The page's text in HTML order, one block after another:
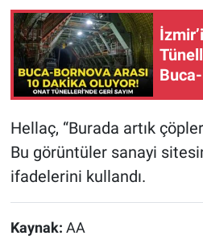
Hellaç, “Burada artık
Bu görüntüler sanayi
ifadelerini kullandı.
Kaynak: AA